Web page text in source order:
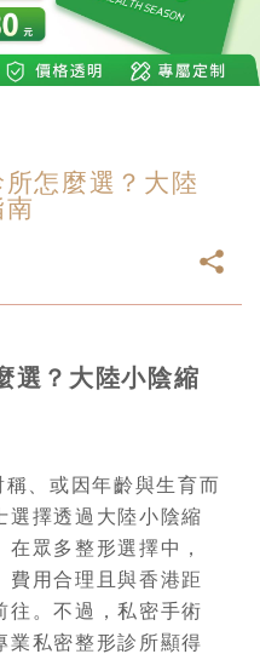
怎麼選？大陸
選？大陸小陰縮
、或因年齡與生育而
選擇透過大陸小陰縮
眾多整形選擇中，
費用合理且與香港距
往。不過，私密手術
業私密整形診所顯得